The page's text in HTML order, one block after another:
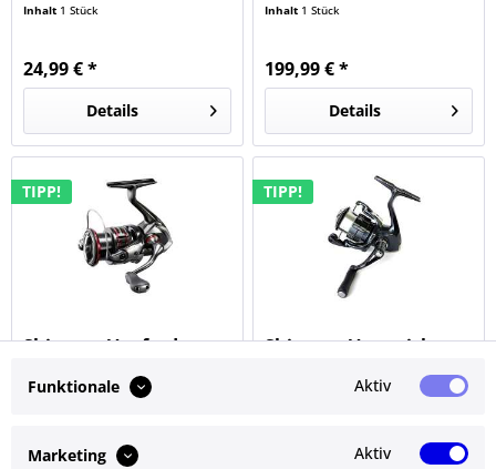
Inhalt 1 Stück
24,99 € *
Details
Inhalt 1 Stück
199,99 € *
Details
TIPP!
Shimano Vanford
Inhalt1 Stück
199,99 € *
TIPP!
Shimano Vanquish
Funktionale Aktiv
Marketing Aktiv